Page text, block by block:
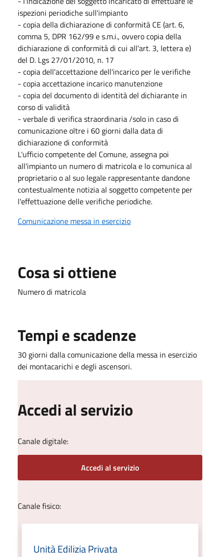
ispezioni periodiche sull'impianto
- copia della dichiarazione di conformità CE (art. 6,
comma 5, DPR 162/99 e s.m.i., ovvero copia della
dichiarazione di conformità di cui all'art. 3, lettera e)
del D. Lgs 27/01/2010, n. 17
- copia dell'accettazione dell'incarico per le verifiche
- copia accettazione incarico manutenzione
- copia del documento di identità del dichiarante in
corso di validità
- verbale di verifica straordinaria /solo in caso di
comunicazione oltre i 60 giorni dalla data di
dichiarazione di conformità
L'ufficio competente del Comune, assegna poi
all'impianto un numero di matricola e lo comunica al
proprietario o al suo legale rappresentante dandone
contestualmente notizia al soggetto competente per
l'effettuazione delle verifiche periodiche.
Comunicazione messa in esercizio
Cosa si ottiene
Numero di matricola
Tempi e scadenze
30 giorni dalla comunicazione della messa in esercizio
dei montacarichi e degli ascensori.
Accedi al servizio
Canale digitale:
Accedi al servizio
Canale fisico:
Unità Edilizia Privata